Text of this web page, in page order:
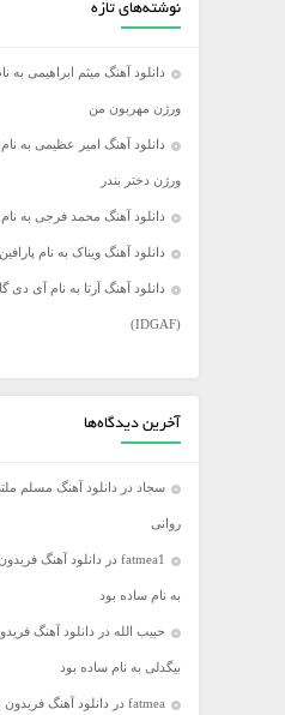
مجید خراطها
محسن ابراهیم زاده
محسن یگانه
محمد رضا گلزار
محمد علیزاده
مرتضی اشرفی
مرتضی سرمدی
مهدی جهانی
مهدی یغمایی
نوشته‌های تازه
دانلود آهنگ میثم ابراهیمی به
ورژن مهربون من
دانلود آهنگ امیر عظیمی به نام
ورژن دختر بندر
دانلود آهنگ محمد فرجی به
دانلود آهنگ ویناک به نام پارافین
دانلود آهنگ آرتا به نام آی دی
(IDGAF)
آخرین دیدگاه‌ها
سجاد در دانلود آهنگ مسلم
روانی
fatmea1 در دانلود آهنگ
به نام ساده بود
حبیب الله در دانلود آهنگ
بیگدلی به نام ساده بود
fatmea در دانلود آهنگ فریدون